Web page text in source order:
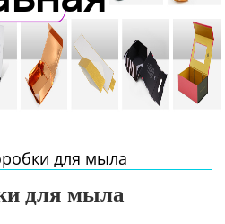
для мыла
для мыла